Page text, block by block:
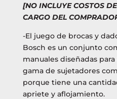
[NO INCLUYE COSTOS
CARGO DEL
-El juego de brocas y
Bosch es un conjunto
manuales diseñadas
gama de sujetadores
porque tiene una
apriete y aflojamiento.